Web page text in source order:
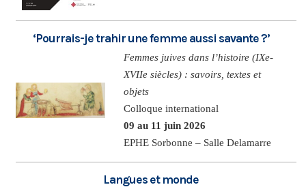
‘Pourrais-je trahir une femme aussi savante ?’
Femmes juives dans l’histoire (IXe-
XVIIe siècles) : savoirs, textes et
objets
Colloque international
09 au 11 juin 2026
EPHE Sorbonne – Salle Delamarre
Langues et monde